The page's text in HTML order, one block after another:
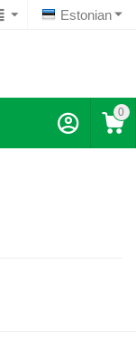
Estonian
0